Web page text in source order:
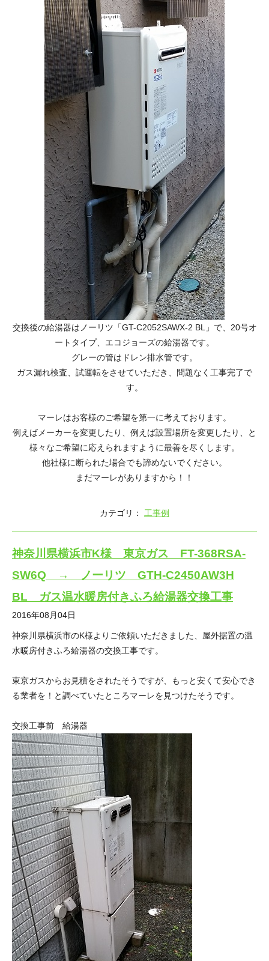
交換後の給湯器はノーリツ「GT-C2052SAWX-2 BL」で、20号オ
ートタイプ、エコジョーズの給湯器です。
グレーの管はドレン排水管です。
ガス漏れ検査、試運転をさせていただき、問題なく工事完了で
す。
マーレはお客様のご希望を第一に考えております。
例えばメーカーを変更したり、例えば設置場所を変更したり、と
様々なご希望に応えられますように最善を尽くします。
他社様に断られた場合でも諦めないでください。
まだマーレがありますから！！
カテゴリ： 工事例
神奈川県横浜市K様 東京ガス FT-368RSA-
SW6Q → ノーリツ GTH-C2450AW3H
BL ガス温水暖房付きふろ給湯器交換工事
2016年08月04日
神奈川県横浜市のK様よりご依頼いただきました、屋外据置の温
水暖房付きふろ給湯器の交換工事です。
東京ガスからお見積をされたそうですが、もっと安くて安心でき
る業者を！と調べていたところマーレを見つけたそうです。
交換工事前 給湯器